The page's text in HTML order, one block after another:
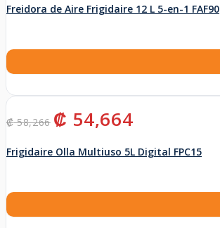
era:
es:
Freidora de Aire Frigidaire 12 L 5-en-1 FAF90
₡58,266
El
precio
era:
₡ 54,664precio
es:
Frigidaire Olla Multiuso 5L Digital FPC15